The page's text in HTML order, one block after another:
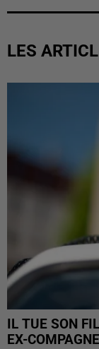
LES
IL TUE SON
EX-